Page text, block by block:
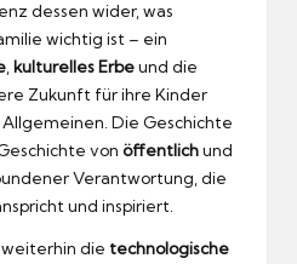
dessen wider, was
wichtig ist – ein
, kulturelles Erbeund die
Zukunft für ihre Kinder
Die Geschichte
von öffentlichund
Verantwortung, die
und inspiriert.
die technologische